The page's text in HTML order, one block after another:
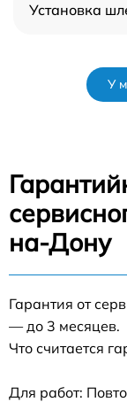
Установка
У
на-Дону
Гарантия от
— до 3 месяцев.
Что считается
Для работ: